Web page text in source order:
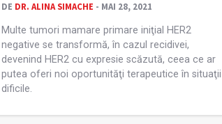
DE DR. ALINA SIMACHE - MAI 28, 2021
Multe tumori mamare primare iniţial HER2
negative se transformă, în cazul recidivei,
devenind HER2 cu expresie scăzută, ceea ce ar
putea oferi noi oportunităţi terapeutice în situaţii
dificile.